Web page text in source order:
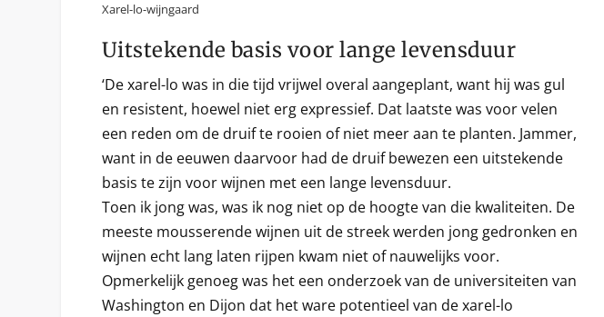
Xarel-lo-wijngaard
Uitstekende basis voor lange levensduur
‘De xarel-lo was in die tijd vrijwel overal aangeplant, want hij was gul
en resistent, hoewel niet erg expressief. Dat laatste was voor velen
een reden om de druif te rooien of niet meer aan te planten. Jammer,
want in de eeuwen daarvoor had de druif bewezen een uitstekende
basis te zijn voor wijnen met een lange levensduur.
Toen ik jong was, was ik nog niet op de hoogte van die kwaliteiten. De
meeste mousserende wijnen uit de streek werden jong gedronken en
wijnen echt lang laten rijpen kwam niet of nauwelijks voor.
Opmerkelijk genoeg was het een onderzoek van de universiteiten van
Washington en Dijon dat het ware potentieel van de xarel-lo